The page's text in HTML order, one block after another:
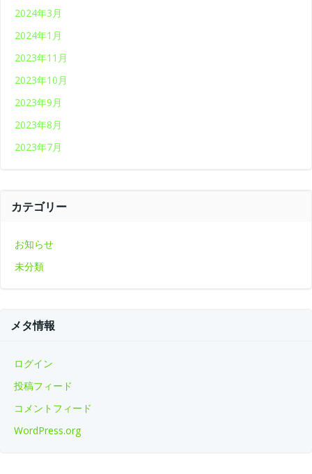
2024年3月
2024年1月
2023年11月
2023年10月
2023年9月
2023年8月
2023年7月
カテゴリー
お知らせ
未分類
メタ情報
ログイン
投稿フィード
コメントフィード
WordPress.org